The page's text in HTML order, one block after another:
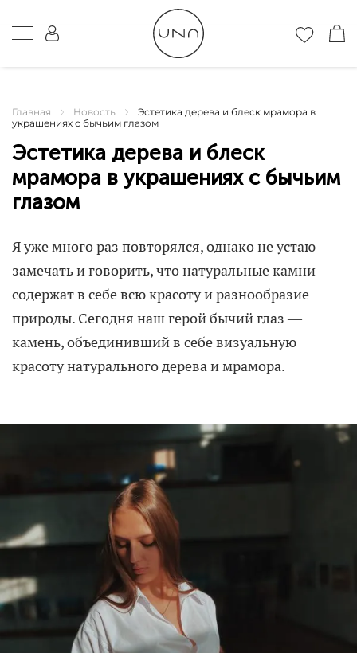
Главная Новость
Эстетика дерева и блеск мрамора в
украшениях с бычьим глазом
Эстетика дерева и блеск
мрамора в украшениях с бычьим
глазом
Я уже много раз повторялся, однако не устаю
замечать и говорить, что натуральные камни
содержат в себе всю красоту и разнообразие
природы. Сегодня наш герой бычий глаз —
камень, объединивший в себе визуальную
красоту натурального дерева и мрамора.